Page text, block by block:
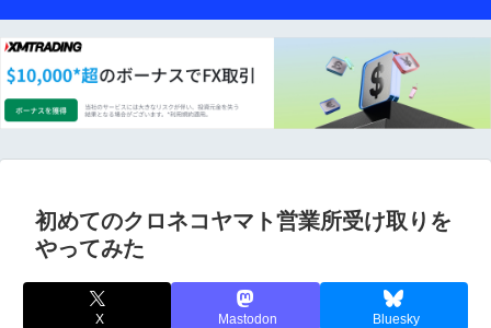
初めてのクロネコヤマト営業所受け取りを
やってみた
X Mastodon Bluesky